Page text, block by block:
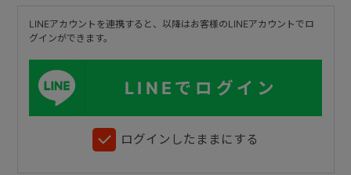
LINEアカウントを連携すると、以降はお客様のLINEアカウントでロ
グインができます。
LINEでログイン
ログインしたままにする